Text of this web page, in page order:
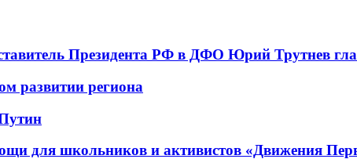
Президента РФ в ДФО Юрий Трутнев
развитии региона
для школьников и активистов «Движения